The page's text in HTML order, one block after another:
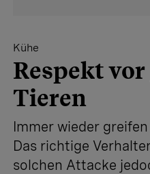
Kühe
Respekt
Tieren
Immer wieder
Das richtige
solchen Attacke